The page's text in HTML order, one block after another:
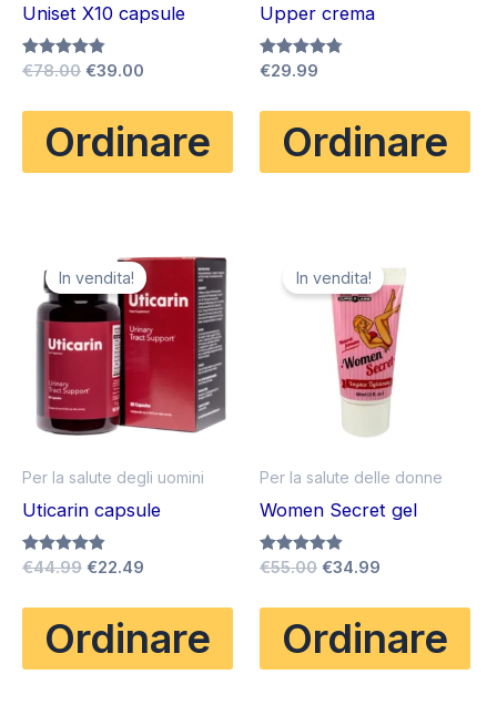
Uniset X10 capsule
Valutato
€78.00 Il
originale
era:
€78.00.
€39.00
attuale
è:
€39.00.
Ordinare
Upper crema
Valutato
€29.99
Ordinare
In vendita!
Per la salute degli uomini
Uticarin capsule
Valutato
€44.99 Il
originale
era:
€44.99.
€22.49
attuale
è:
€22.49.
Ordinare
In vendita!
Per la salute delle donne
Women Secret gel
Valutato
€55.00 Il
originale
era:
€55.00.
€34.99
attuale
è:
€34.99.
Ordinare